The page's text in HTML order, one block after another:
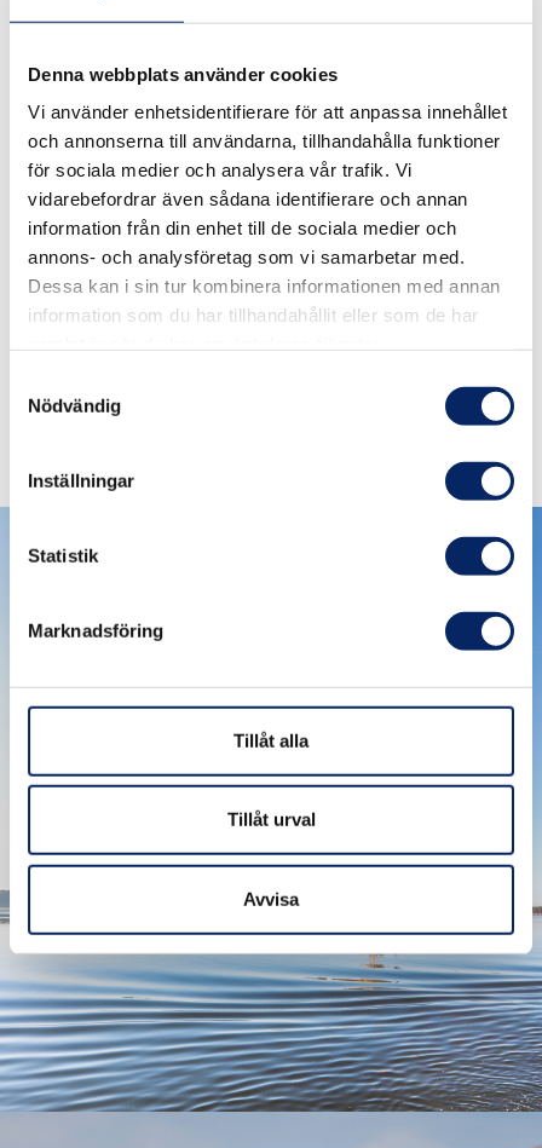
Denna webbplats använder cookies
Vi använder enhetsidentifierare för att anpassa innehållet
och annonserna till användarna, tillhandahålla funktioner
för sociala medier och analysera vår trafik. Vi
vidarebefordrar även sådana identifierare och annan
information från din enhet till de sociala medier och
annons- och analysföretag som vi samarbetar med.
Dessa kan i sin tur kombinera informationen med annan
information som du har tillhandahållit eller som de har
Nödvändig
Inställningar
Statistik
Marknadsföring
Tillåt alla
Tillåt urval
Avvisa
Medtåg
Med bil
Med båt
Med flyg
Hur fungerar färjorna?